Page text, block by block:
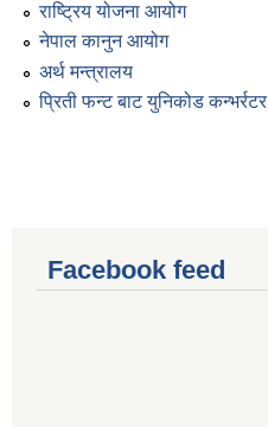
राष्ट्रिय योजना आयोग
नेपाल कानुन आयोग
अर्थ मन्त्रालय
प्रिती फन्ट बाट युनिकोड कन्भर्रटर
Facebook feed